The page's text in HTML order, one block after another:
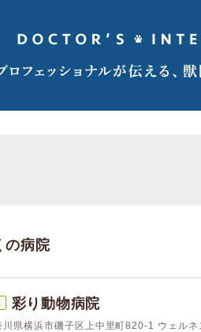
の病院
彩り動物病院
川県横浜市磯子区上中里町820-1 ウェル